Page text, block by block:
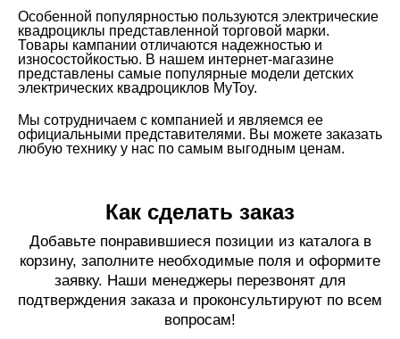
Особенной популярностью пользуются электрические
квадроциклы представленной торговой марки.
Товары кампании отличаются надежностью и
износостойкостью. В нашем интернет-магазине
представлены самые популярные модели детских
электрических квадроциклов MyToy.
Мы сотрудничаем с компанией и являемся ее
официальными представителями. Вы можете заказать
любую технику у нас по самым выгодным ценам.
Как сделать заказ
Добавьте понравившиеся позиции из каталога в
корзину, заполните необходимые поля и оформите
заявку. Наши менеджеры перезвонят для
подтверждения заказа и проконсультируют по всем
вопросам!